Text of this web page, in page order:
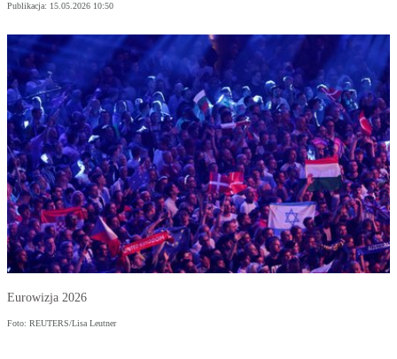
Publikacja: 15.05.2026 10:50
Eurowizja 2026
Foto: REUTERS/Lisa Leutner